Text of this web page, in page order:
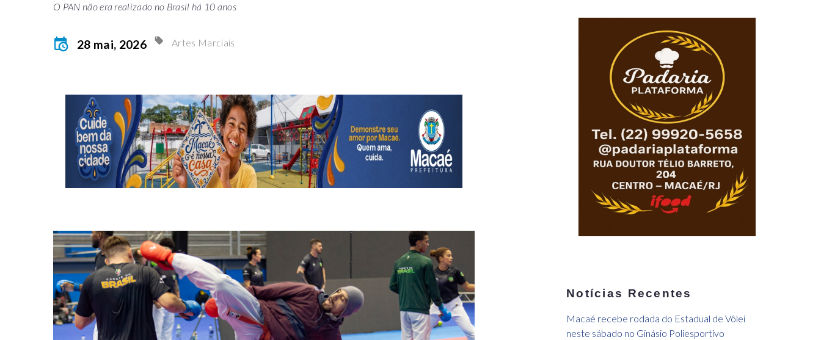
O PAN não era realizado no Brasil há 10 anos
28 mai, 2026 Artes Marciais
Notícias Recentes
Macaé recebe rodada do Estadual de Vôlei
neste sábado no Ginásio Poliesportivo